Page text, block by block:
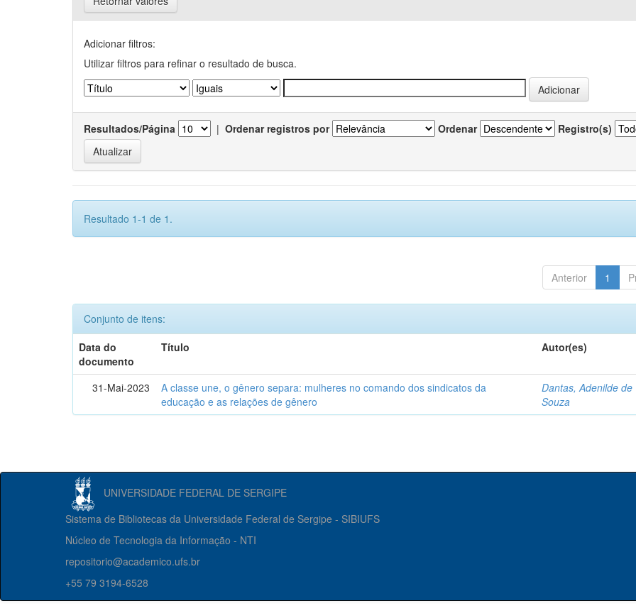
Adicionar filtros:
Utilizar filtros para refinar o resultado de busca.
Resultados/Página | Ordenar registros por Ordenar Registro(s)
Resultado 1-1 de 1.
Anterior 1
Conjunto de itens:
Data do
documento
Título Autor(es)
31-Mai-2023
A classe une, o gênero separa: mulheres no comando dos sindicatos da
educação e as relações de gênero
Dantas, Adenilde de
Souza
UNIVERSIDADE FEDERAL DE SERGIPE
Sistema de Bibliotecas da Universidade Federal de Sergipe - SIBIUFS
Núcleo de Tecnologia da Informação - NTI
repositorio@academico.ufs.br
+55 79 3194-6528